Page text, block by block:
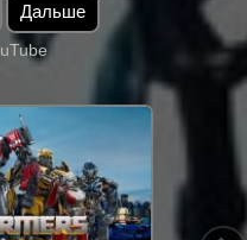
Дальше